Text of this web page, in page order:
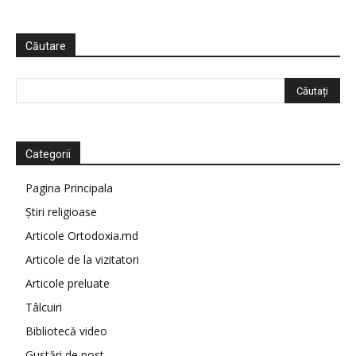
Căutare
Categorii
Pagina Principala
Știri religioase
Articole Ortodoxia.md
Articole de la vizitatori
Articole preluate
Tâlcuiri
Bibliotecă video